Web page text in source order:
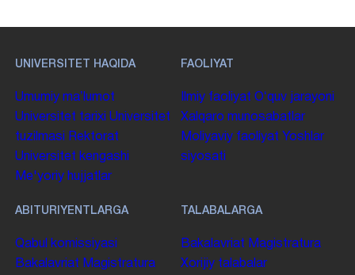
UNIVERSITET HAQIDA
Umumiy maʼlumot
Universitet tarixi Universitet
tuzilmasi
Rektorat
Universitet kengashi
Me'yoriy hujjatlar
FAOLIYAT
Ilmiy faoliyat Oʻquv jarayoni
Xalqaro munosabatlar
Moliyaviy faoliyat Yoshlar
siyosati
ABITURIYENTLARGA
Qabul komissiyasi
Bakalavriat Magistratura
TALABALARGA
Bakalavriat Magistratura
Xorijiy talabalar